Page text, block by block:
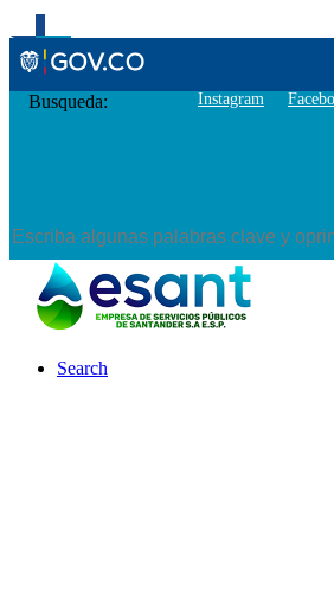
Instagram
Busqueda:
Search